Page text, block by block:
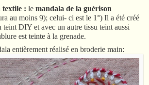
textile : le mandala de la guérison
au moins 9); celui- ci est le 1°) Il a été créé
teint DIY et avec un autre tissu teint aussi
est teinte à la grenade.
entièrement réalisé en broderie main: